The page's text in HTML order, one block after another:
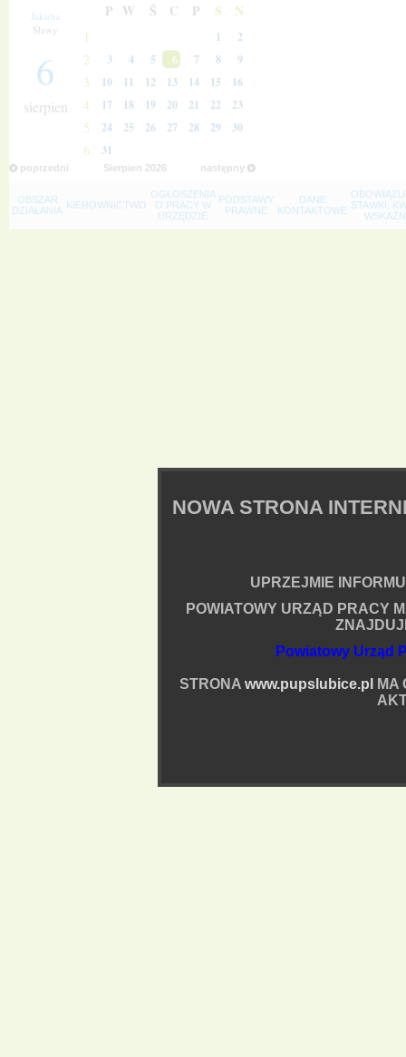
Jakuba
Sławy
6
sierpien
P W Ś C P S N
1 1 2
2 3 4 5 6 7 8 9
3 10 11 12 13 14 15 16
4 17 18 19 20 21 22 23
5 24 25 26 27 28 29 30
6 31
poprzedni następny
Sierpien 2026
OBSZAR
DZIAŁANIA KIEROWNICTWO
OGŁOSZENIA
O PRACY W
URZĘDZIE
PODSTAWY
PRAWNE
DANE
KONTAKTOWE STAWKI,
NOWA STRONA
UPRZEJMIE
POWIATOWY URZĄD PRACY
Powiatowy Urząd
STRONA www.pupslubice.pl
MA